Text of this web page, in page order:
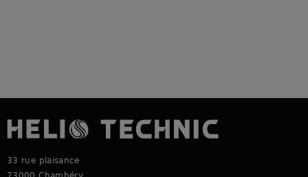
33 rue plaisance